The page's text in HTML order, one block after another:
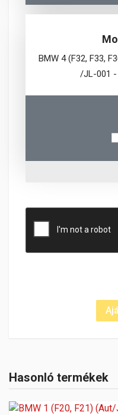
BMW 4 (F32, F33,
/JL-001
CIKKSZÁM
SZERELÉSI IDŐ
Hasonló termékek